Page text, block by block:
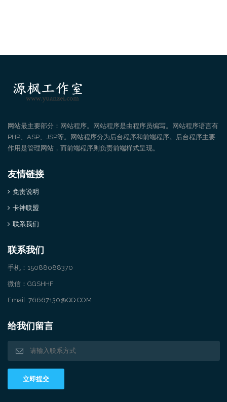
网站最主要部分：网站程序。网站程序是由程序员编写。网站程序语言有
PHP、ASP、JSP等。网站程序分为后台程序和前端程序。后台程序主要
作用是管理网站，而前端程序则负责前端样式呈现。
友情链接
免责说明
卡神联盟
联系我们
联系我们
手机：15088088370
微信：GGSHHF
Email: 76667130@QQ.COM
给我们留言